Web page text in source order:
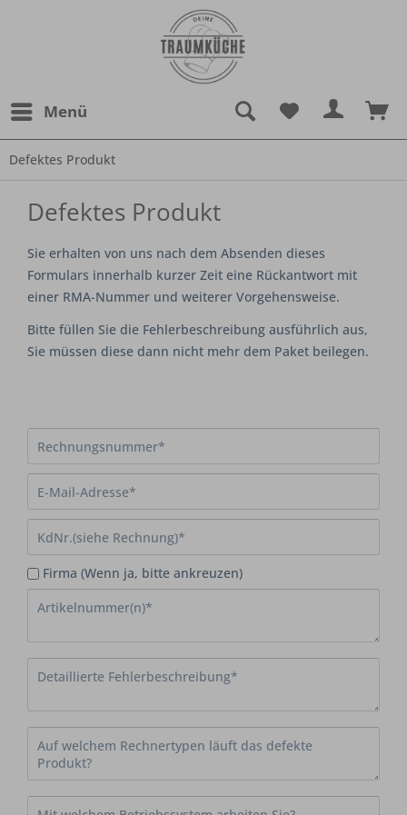
Menü
Defektes Produkt
Defektes Produkt
Sie erhalten von uns nach dem Absenden dieses
Formulars innerhalb kurzer Zeit eine Rückantwort mit
einer RMA-Nummer und weiterer Vorgehensweise.
Bitte füllen Sie die Fehlerbeschreibung ausführlich aus,
Sie müssen diese dann nicht mehr dem Paket beilegen.
Firma (Wenn ja, bitte ankreuzen)